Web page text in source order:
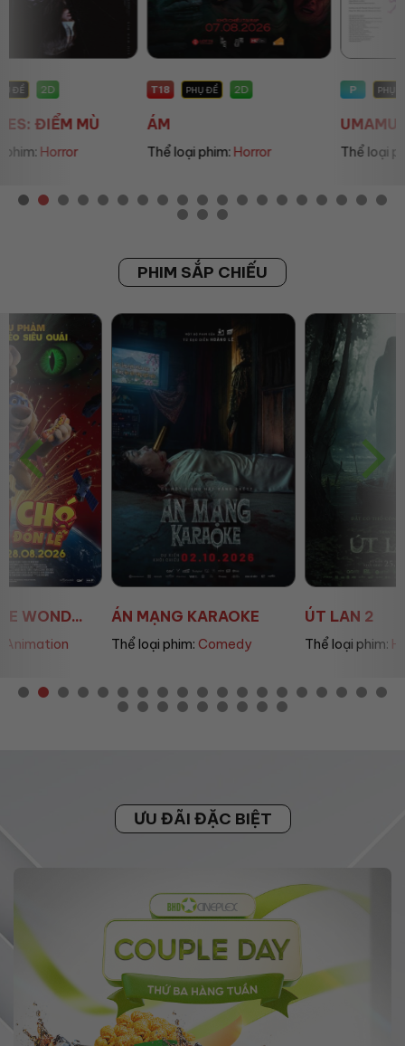
T18 PHỤ ĐỀ
ÁM
Thể loại phim:
P PHỤ ĐỀ
UMAMUSUME: PRETT...
Thể loại phim: Animation
PHIM SẮP CHIẾU
ÁN MẠNG KARAOKE
Thể loại phim: Comedy
ÚT LAN 2
Thể loại phim: Horror
ƯU ĐÃI ĐẶC BIỆT